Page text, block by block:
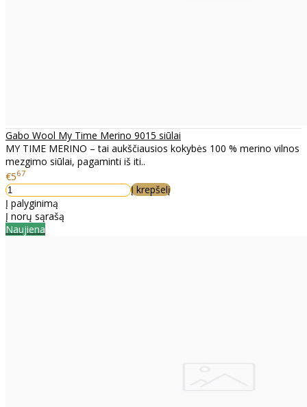
Gabo Wool My Time Merino 9015 siūlai
MY TIME MERINO – tai aukščiausios kokybės 100 % merino vilnos
mezgimo siūlai, pagaminti iš iti..
€567
Į krepšelį
Į palyginimą
Į norų sąrašą
Naujiena